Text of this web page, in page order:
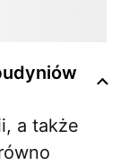
a także